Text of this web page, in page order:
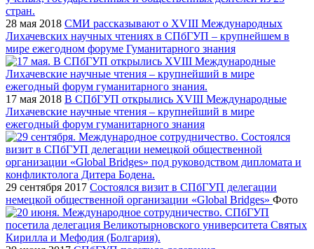
28 мая 2018 СМИ рассказывают о XVIII Международных
Лихачевских научных чтениях в СПбГУП – крупнейшем в
мире ежегодном форуме Гуманитарного знания
17 мая 2018 В СПбГУП открылись XVIII Международные
Лихачевские научные чтения – крупнейший в мире
ежегодный форум гуманитарного знания
29 сентября 2017 Состоялся визит в СПбГУП делегации
немецкой общественной организации «Global Вridges» Фото